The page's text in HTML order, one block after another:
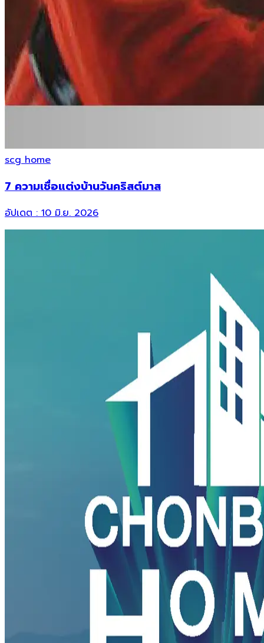
scg home
7 ความเชื่อแต่งบ้านวันคริสต์มาส
อัปเดต : 10 มิ.ย. 2026